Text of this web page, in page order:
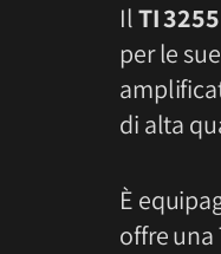
IlTI 3255
per le
di alta
È
offre una